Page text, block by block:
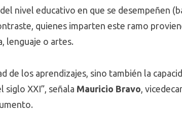
nivel educativo en que se desempeñen
quienes imparten este ramo
lenguaje o artes.
de los aprendizajes, sino también la
siglo XXI”, señala Mauricio Bravo,